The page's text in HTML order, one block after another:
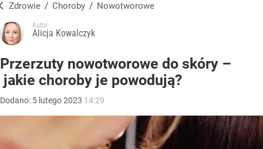
Zdrowie / Choroby / nowotworowe
Autor:
Alicja Kowalczyk
Przerzuty nowotworowe do skóry –
jakie choroby je powodują?
Dodano: 5 lutego2023 14:29